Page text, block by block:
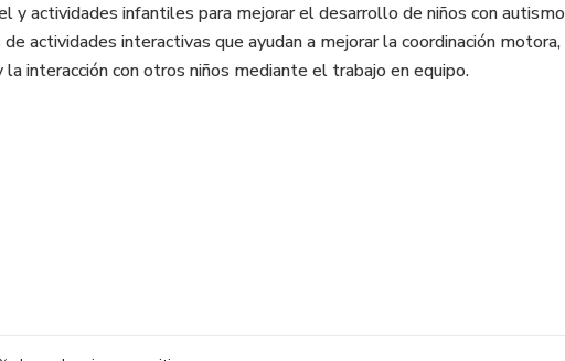
y actividades infantiles para mejorar el desarrollo de niños con autismo
actividades interactivas que ayudan a mejorar la coordinación motora,
la interacción con otros niños mediante el trabajo en equipo.